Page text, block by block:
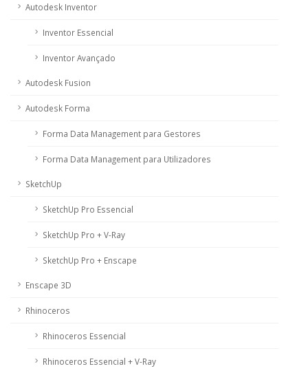
Autodesk Inventor
Inventor Essencial
Inventor Avançado
Autodesk Fusion
Autodesk Forma
Forma Data Management para Gestores
Forma Data Management para Utilizadores
SketchUp
SketchUp Pro Essencial
SketchUp Pro + V-Ray
SketchUp Pro + Enscape
Enscape 3D
Rhinoceros
Rhinoceros Essencial
Rhinoceros Essencial + V-Ray